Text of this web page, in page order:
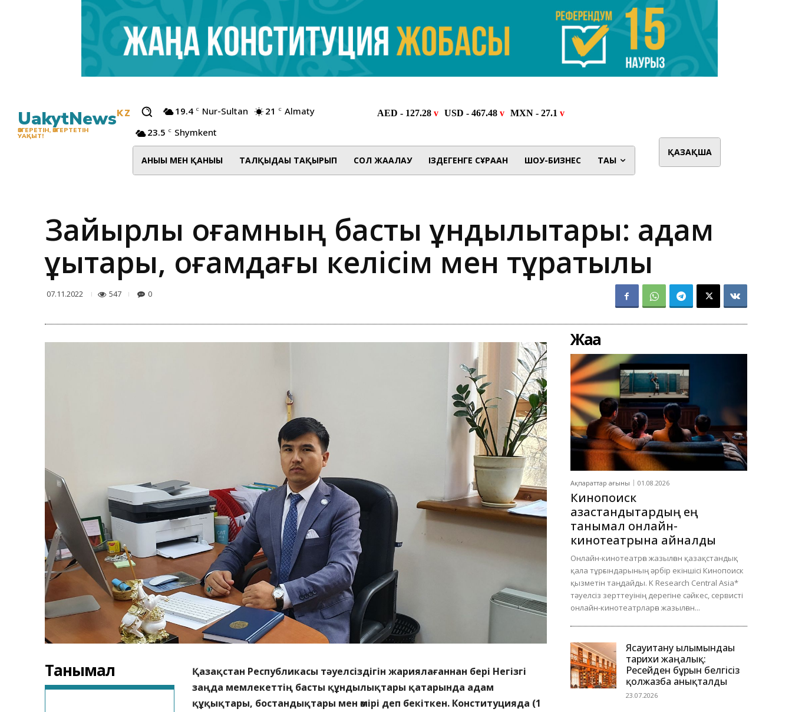
UakytNewsKZ
ӨЗГЕРЕТІН, ӨЗГЕРТЕТІН
УАҚЫТ!
19.4 C Nur-Sultan 21 C Almaty
23.5 C Shymkent
АНЫҒЫ МЕН ҚАНЫҒЫ ТАЛҚЫДАҒЫ ТАҚЫРЫП СОЛ ЖАҒАЛАУ ІЗДЕГЕНГЕ СҰРАҒАН ШОУ-БИЗНЕС ТАҒЫ
ҚАЗАҚША
Зайырлы қоғамның басты құндылықтары: адам
құқықтары, қоғамдағы келісім мен тұрақтылық
07.11.2022 547 0
Танымал
Қазақстан Республикасы тәуелсіздігін жариялағаннан бері Негізгі
заңда мемлекеттің басты құндылықтары қатарында адам
құқықтары, бостандықтары мен өмірі деп бекіткен. Конституцияда (1
Жаңа
Ақпараттар ағыны 01.08.2026
Кинопоиск
қазақстандықтардың ең
танымал онлайн-
кинотеатрына айналды
Онлайн-кинотеатрға жазылған қазақстандық
қала тұрғындарының әрбір екіншісі Кинопоиск
қызметін таңдайды. K Research Central Asia*
тәуелсіз зерттеуінің дерегіне сәйкес, сервисті
онлайн-кинотеатрларға жазылған...
Ясауитану ғылымындағы
тарихи жаңалық:
Ресейден бұрын белгісіз
қолжазба анықталды
23.07.2026